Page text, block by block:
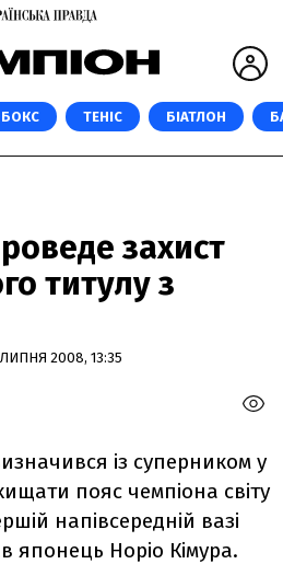
БОКС ТЕНІС БІАТЛОН
захист
титулу з
2008, 13:35
із суперником у
пояс чемпіона світу
напівсередній вазі
японець Норіо Кімура.